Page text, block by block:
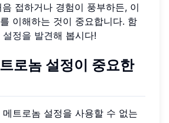
접하거나 경험이 풍부하든, 이
이해하는 것이 중요합니다. 함
설정을 발견해 봅시다!
로놈 설정이 중요한
메트로놈 설정을 사용할 수 없는